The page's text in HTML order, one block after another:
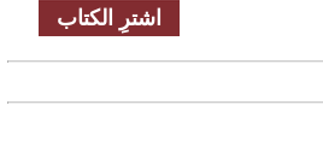
اشترِ الكتاب